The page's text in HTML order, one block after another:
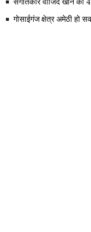
संगीतकार वाजिद खान का
गोसाईगंज क्षेत्र अमेठी हो